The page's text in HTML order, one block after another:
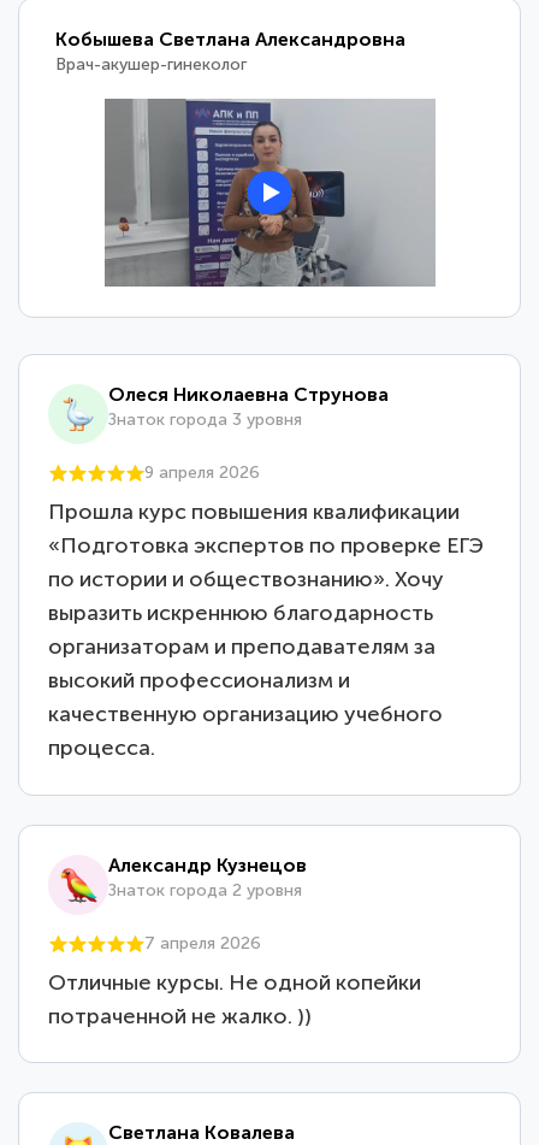
Кобышева Светлана Александровна
Врач-акушер-гинеколог
Олеся Николаевна Струнова
Знаток города 3 уровня
9 апреля 2026
Прошла курс повышения квалификации
«Подготовка экспертов по проверке ЕГЭ
по истории и обществознанию». Хочу
выразить искреннюю благодарность
организаторам и преподавателям за
высокий профессионализм и
качественную организацию учебного
процесса.
Александр Кузнецов
Знаток города 2 уровня
7 апреля 2026
Отличные курсы. Не одной копейки
потраченной не жалко. ))
Светлана Ковалева